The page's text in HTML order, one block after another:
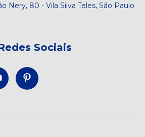
Nery, 80 - Vila Silva Teles, São Paulo
Sociais